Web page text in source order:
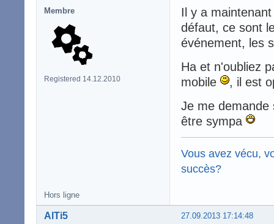
Membre
Registered 14.12.2010
Il y a
défaut, ce sont
événement, les
Ha et n'oubliez
mobile
, il est
Je me demande
être sympa
Vous avez vécu,
succès?
Hors ligne
27.09.2013 17:14:48
AlTi5